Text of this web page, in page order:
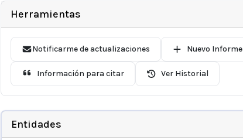
Herramientas
Notificarme de actualizaciones Nuevo Informe
Información para citar Ver Historial
Entidades